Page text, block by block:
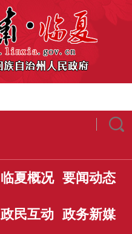
临夏概况 要闻动态
政民互动 政务新媒